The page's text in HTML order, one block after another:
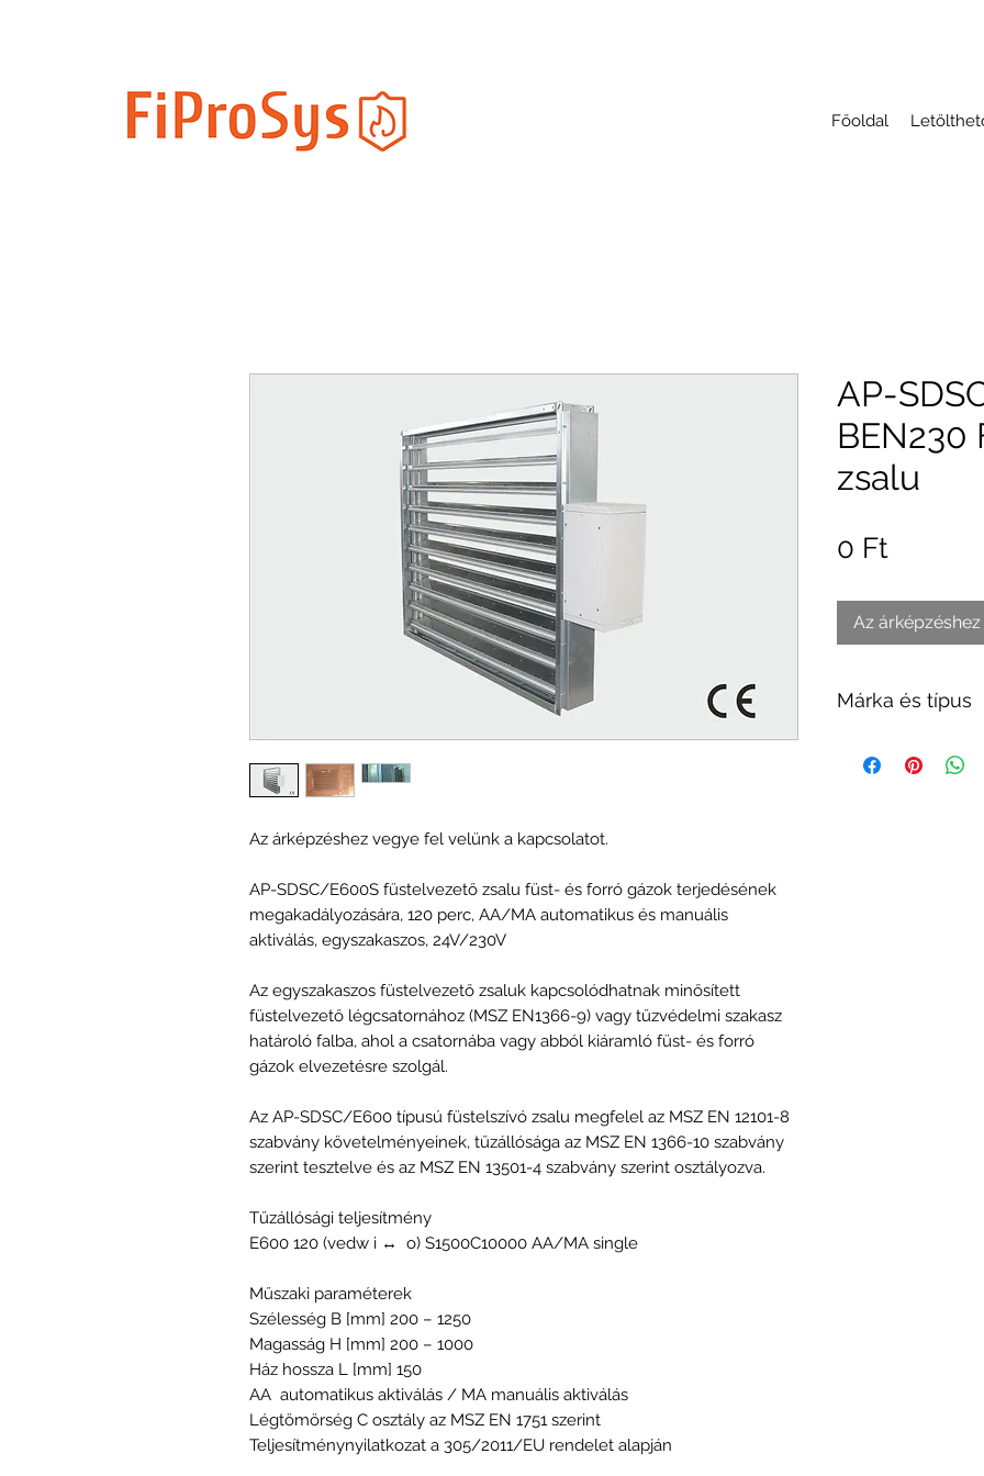
Főoldal
Az árképzéshez vegye fel velünk a kapcsolatot.
AP-SDSC/E600S füstelvezető zsalu füst- és forró gázok terjedésének
megakadályozására, 120 perc, AA/MA automatikus és manuális
aktiválás, egyszakaszos, 24V/230V
Az egyszakaszos füstelvezető zsaluk kapcsolódhatnak minősített
füstelvezető légcsatornához (MSZ EN1366-9) vagy tűzvédelmi szakasz
határoló falba, ahol a csatornába vagy abból kiáramló füst- és forró
gázok elvezetésre szolgál.
Az AP-SDSC/E600 típusú füstelszívó zsalu megfelel az MSZ EN 12101-8
szabvány követelményeinek, tűzállósága az MSZ EN 1366-10 szabvány
szerint tesztelve és az MSZ EN 13501-4 szabvány szerint osztályozva.
Tűzállósági teljesítmény
E600 120 (vedw i ↔ o) S1500C10000 AA/MA single
Műszaki paraméterek
Szélesség B [mm] 200 – 1250
Magasság H [mm] 200 – 1000
Ház hossza L [mm] 150
AA automatikus aktiválás / MA manuális aktiválás
Légtömörség C osztály az MSZ EN 1751 szerint
Teljesítménynyilatkozat a 305/2011/EU rendelet alapján
AP-
BEN230
zsalu
0 Ft
Az
Márka és típus